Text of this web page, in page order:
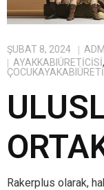
ŞUBAT 8, 2024
AYAKKABIÜRETICISI,
Rakerplus olarak,